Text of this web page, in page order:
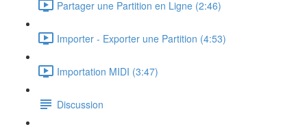
Partager une Partition en Ligne (2:46)
Importer - Exporter une Partition (4:53)
Importation MIDI (3:47)
Discussion